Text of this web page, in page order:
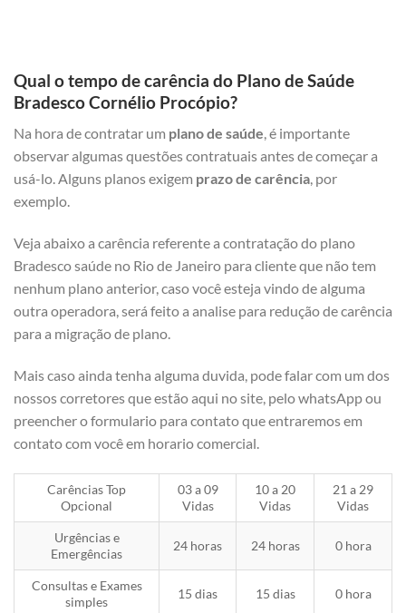
Qual o tempo de carência do Plano de Saúde
Bradesco Cornélio Procópio?
Na hora de contratar um plano de saúde, é importante
observar algumas questões contratuais antes de começar a
usá-lo. Alguns planos exigem prazo de carência, por
exemplo.
Veja abaixo a carência referente a contratação do plano
Bradesco saúde no Rio de Janeiro para cliente que não tem
nenhum plano anterior, caso você esteja vindo de alguma
outra operadora, será feito a analise para redução de carência
para a migração de plano.
Mais caso ainda tenha alguma duvida, pode falar com um dos
nossos corretores que estão aqui no site, pelo whatsApp ou
preencher o formulario para contato que entraremos em
contato com você em horario comercial.
Carências Top
Opcional
03 a 09
Vidas
10 a 20
Vidas
21 a 29
Vidas
Urgências e
Emergências
24 horas 24 horas 0 hora
Consultas e Exames
simples
15 dias 15 dias 0 hora